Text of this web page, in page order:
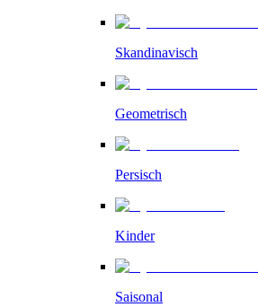
Skandinavisch
Geometrisch
Persisch
Kinder
Saisonal